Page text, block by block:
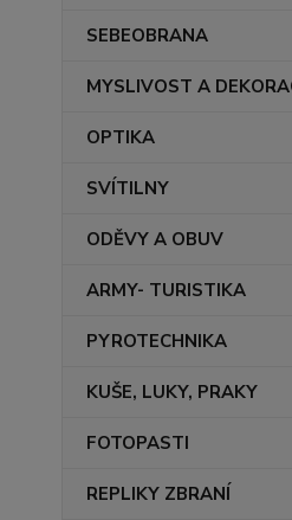
SEBEOBRANA
MYSLIVOST A
OPTIKA
SVÍTILNY
ODĚVY A OBUV
ARMY- TURISTIKA
PYROTECHNIKA
KUŠE, LUKY, PRAKY
FOTOPASTI
REPLIKY ZBRANÍ